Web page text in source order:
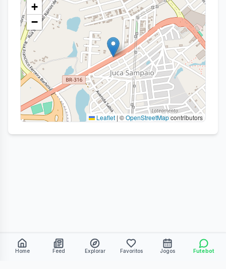
+
−
Leaflet | ©OpenStreetMapcontributors
Home Feed Explorar Favoritos Jogos Futebot